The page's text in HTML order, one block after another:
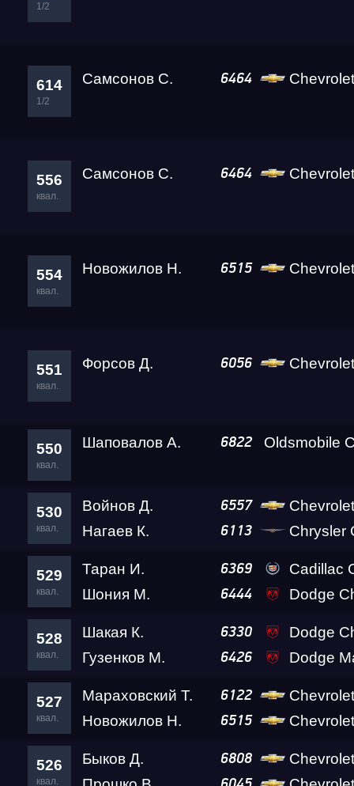
1/2
614
1/2
Самсонов С. 6464 Chevrolet
556
квал.
Самсонов С. 6464 Chevrolet
554
квал.
Новожилов Н. 6515 Chevrolet
551
квал.
Форсов Д. 6056
550
квал.
Шаповалов А. 6822 Oldsmobile
530
квал.
Войнов Д. 6557
Нагаев К.
6113 Chrysler
529
квал.
Таран И. 6369
Cadillac
Шония М.
6444 Dodge Challenger SRT
528
квал.
Шакая К. 6330
Dodge
Гузенков М.
6426 Dodge
527
квал.
Мараховский Т. 6122
Новожилов Н.
6515 Chevrolet
526
квал.
Быков Д. 6808